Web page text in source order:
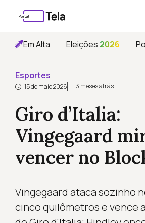
Em Alta Eleições 2026
Esportes
15 de maio 2026 3 meses atrás
Giro d’Italia:
Vingegaard
vencer no
Vingegaard ataca sozinho
cinco quilômetros e vence